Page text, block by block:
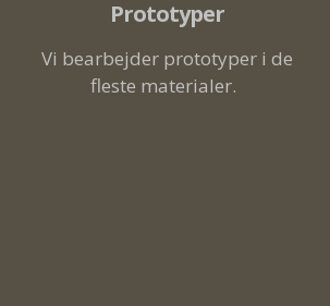
Prototyper
Vi bearbejder prototyper i de
fleste materialer.